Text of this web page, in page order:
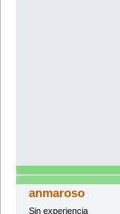
anmaroso
Sin experiencia